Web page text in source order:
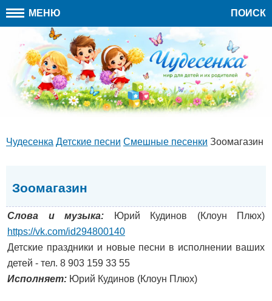
МЕНЮ ПОИСК
Чудесенка Детские песни Cмешные песенки Зоомагазин
Зоомагазин
Слова и музыка: Юрий Кудинов (Клоун Плюх)
https://vk.com/id294800140
Детские праздники и новые песни в исполнении ваших
детей - тел. 8 903 159 33 55
Исполняет: Юрий Кудинов (Клоун Плюх)